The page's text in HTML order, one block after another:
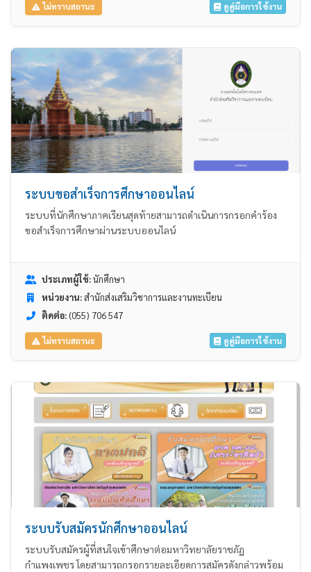
ไม่ทราบสถานะ ดูคู่มือการใช้งาน
ระบบขอสำเร็จการศึกษาออนไลน์
ระบบที่นักศึกษาภาคเรียนสุดท้ายสามารถดำเนินการกรอกคำร้อง
ขอสำเร็จการศึกษาผ่านระบบออนไลน์
ประเภทผู้ใช้:นักศึกษา
หน่วยงาน:สำนักส่งเสริมวิชาการและงานทะเบียน
ติดต่อ:(055) 706 547
ไม่ทราบสถานะ ดูคู่มือการใช้งาน
ระบบรับสมัครนักศึกษาออนไลน์
ระบบรับสมัครผู้ที่สนใจเข้าศึกษาต่อมหาวิทยาลัยราชภัฏ
กำแพงเพชร โดยสามารถกรอกรายละเอียดการสมัครดังกล่าวพร้อม